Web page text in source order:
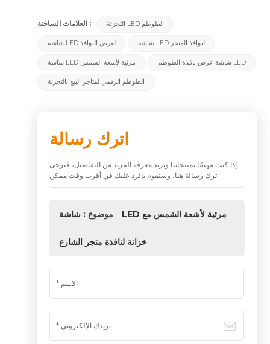
العلامات الساخنة : التجزئة LED الطوطم
شاشة LED لعرض النوافذ شاشة LED لنوافذ المتجر
شاشة LED مرئية لأشعة الشمس شاشة عرض نافذة الطوطم LED
الطوطم الرقمي لمتاجر البيع بالتجزئة
اترك رسالة
إذا كنت مهتمًا بمنتجاتنا وتريد معرفة المزيد من التفاصيل، فيرجى
ترك رسالة هنا، وسنقوم بالرد عليك في أقرب وقت ممكن.
موضوع : شاشة LED مرئية لأشعة الشمس مع
خزانة لنافذة متجر الشارع